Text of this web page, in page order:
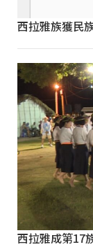
西拉雅族獲民
西拉雅成第17